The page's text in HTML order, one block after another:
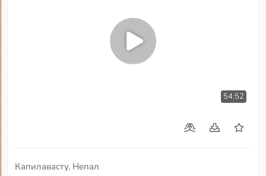
54:52
Капилавасту, Непал